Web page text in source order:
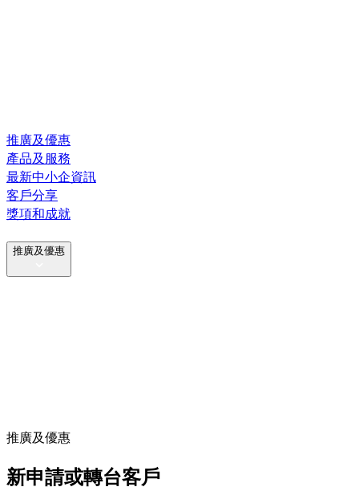
推廣及優惠
產品及服務
最新中小企資訊
客戶分享
獎項和成就
推廣及優惠
推廣及優惠
新申請或轉台客戶